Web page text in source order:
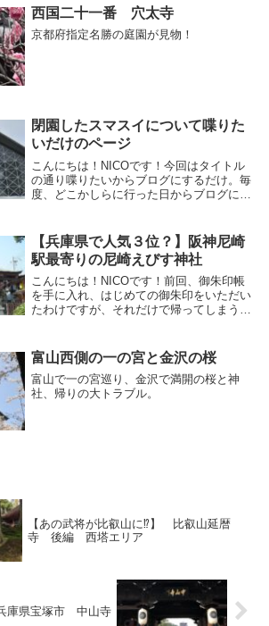
つつ、それ以外は直感に任せてやってみた
旅。人生初のひとり旅にしては肩の力抜き
すぎな気もするがどうなる..？
西国二十一番 穴太寺
京都府指定名勝の庭園が見物！
閉園したスマスイについて喋りた
いだけのページ
こんにちは！NICOです！今回はタイトル
の通り喋りたいからブログにするだけ。毎
度、どこかしらに行った日からブログにす
とから始めるのがいつものことなんです
が、そこで閉...
【兵庫県で人気３位？】阪神尼崎
駅最寄りの尼崎えびす神社
こんにちは！NICOです！前回、御朱印帳
を手に入れ、はじめての御朱印をいただい
たわけですが、それだけで帰ってしまうの
兵庫県の御朱印人気第三位の御朱印もあっ
たので是非...
富山西側の一の宮と金沢の桜
富山で一の宮巡り、金沢で満開の桜と神
社、帰りの大トラブル。
【あの武将が比叡山に⁉】 比叡山延暦
寺 後編 西塔エリア
庫県宝塚市 中山寺